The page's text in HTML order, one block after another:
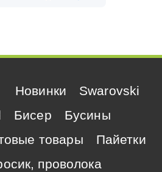
Новинки
Swarovski
Бисер
Бусины
товары
Пайетки
проволока